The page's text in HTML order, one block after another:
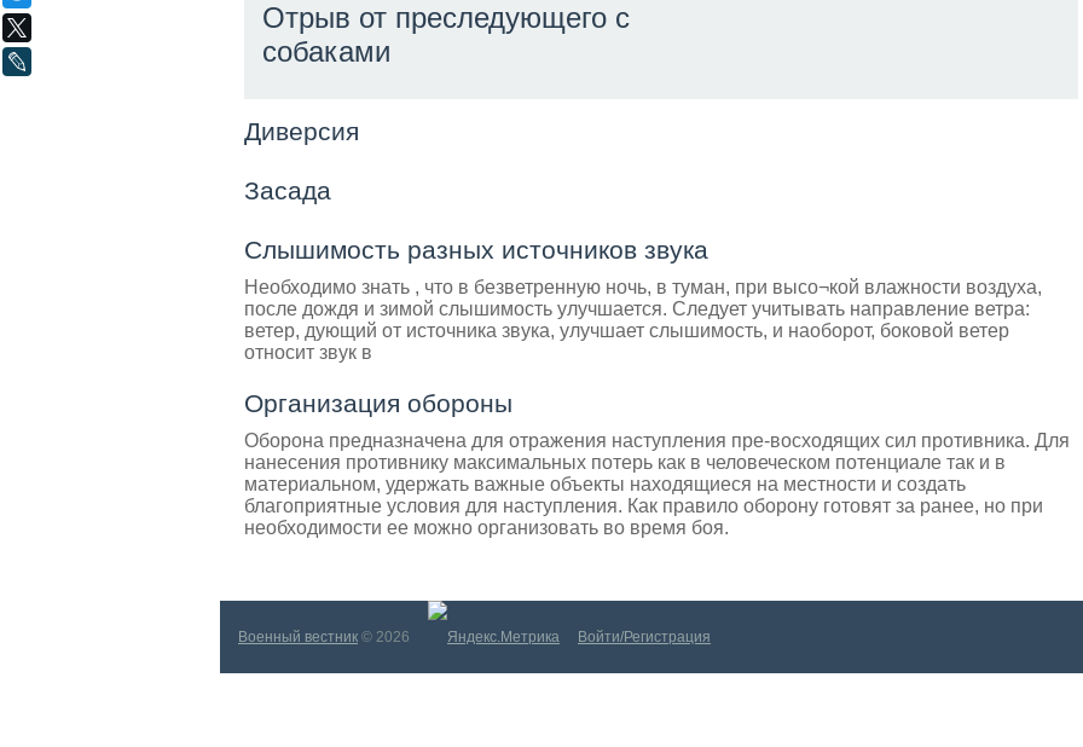
Отрыв от преследующего с
собаками
Диверсия
Засада
Слышимость разных источников звука
Необходимо знать , что в безветренную ночь, в туман, при высо¬кой влажности воздуха,
после дождя и зимой слышимость улучшается. Следует учитывать направление ветра:
ветер, дующий от источника звука, улучшает слышимость, и наоборот, боковой ветер
относит звук в
Организация обороны
Оборона предназначена для отражения наступления пре-восходящих сил противника. Для
нанесения противнику максимальных потерь как в человеческом потенциале так и в
материальном, удержать важные объекты находящиеся на местности и создать
благоприятные условия для наступления. Как правило оборону готовят за ранее, но при
необходимости ее можно организовать во время боя.
Военный вестник © 2026 Войти/Регистрация